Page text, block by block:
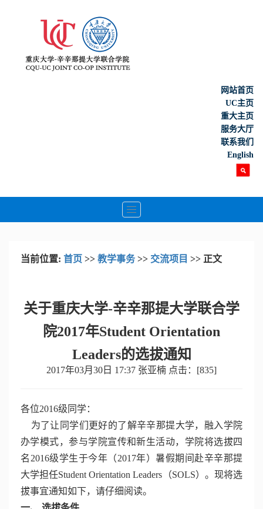
网站首页
UC主页
重大主页
服务大厅
联系我们
English
Toggle
navigation
当前位置: 首页 >> 教学事务 >> 交流项目 >> 正文
关于重庆大学-辛辛那提大学联合学
院2017年Student Orientation
Leaders的选拔通知
2017年03月30日 17:37 张亚楠 点击：[835]
各位2016级同学：
为了让同学们更好的了解辛辛那提大学，融入学院
办学模式，参与学院宣传和新生活动，学院将选拔四
名2016级学生于今年（2017年）暑假期间赴辛辛那提
大学担任Student Orientation Leaders（SOLS）。现将选
拔事宜通知如下，请仔细阅读。